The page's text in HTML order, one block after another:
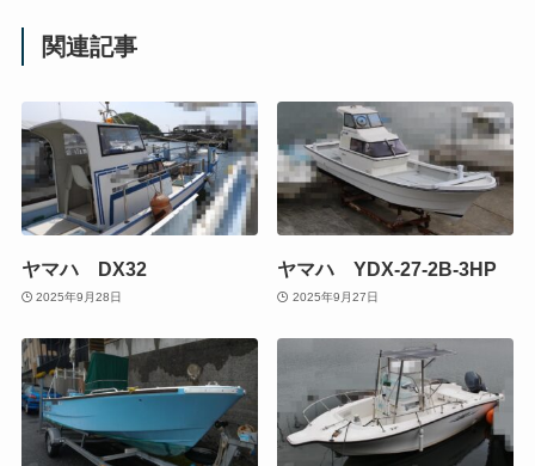
関連記事
ヤマハ DX32
2025年9月28日
ヤマハ YDX-27-2B-3HP
2025年9月27日